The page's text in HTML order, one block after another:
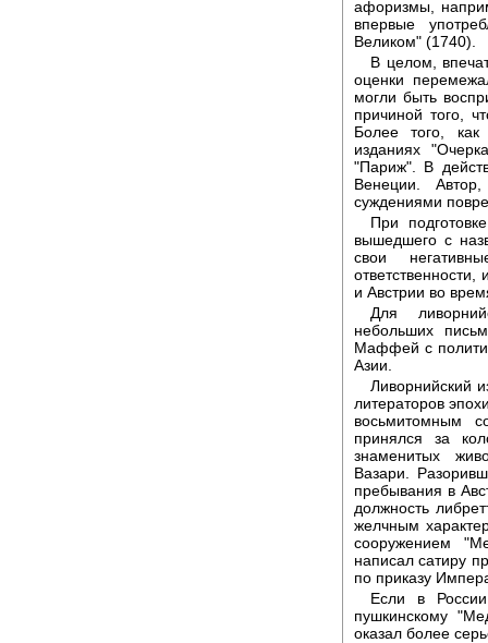
афоризмы,
впервые
Великом" (1740).
В целом,
оценки
могли быть
причиной того,
Более того,
изданиях
"Париж". В
Венеции.
суждениями
При
вышедшего с
свои
ответственности,
и Австрии во
Для
небольших
Маффей с
Азии.
Ливорнийский
литераторов
восьмитомным
принялся за
знаменитых
Вазари.
пребывания в
должность
желчным
сооружением
написал сатиру
по приказу
Если в России
пушкинскому
оказал более